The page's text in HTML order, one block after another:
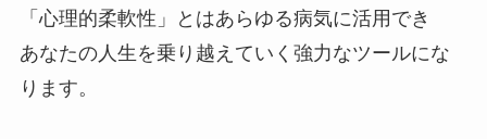
「心理的柔軟性」とはあらゆる病気に活用でき
あなたの人生を乗り越えていく強力なツールにな
ります。